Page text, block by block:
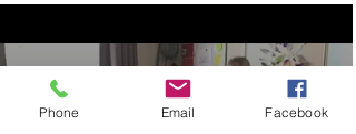
ZUMIS voor leerkrachten
Phone Email Facebook